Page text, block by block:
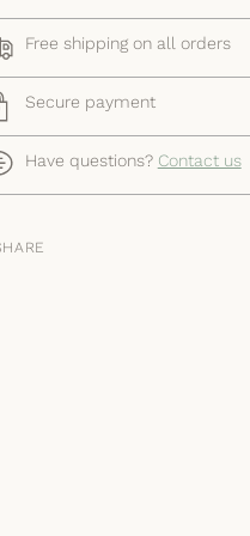
Free shipping on all orders
Secure payment
Have questions? Contact us